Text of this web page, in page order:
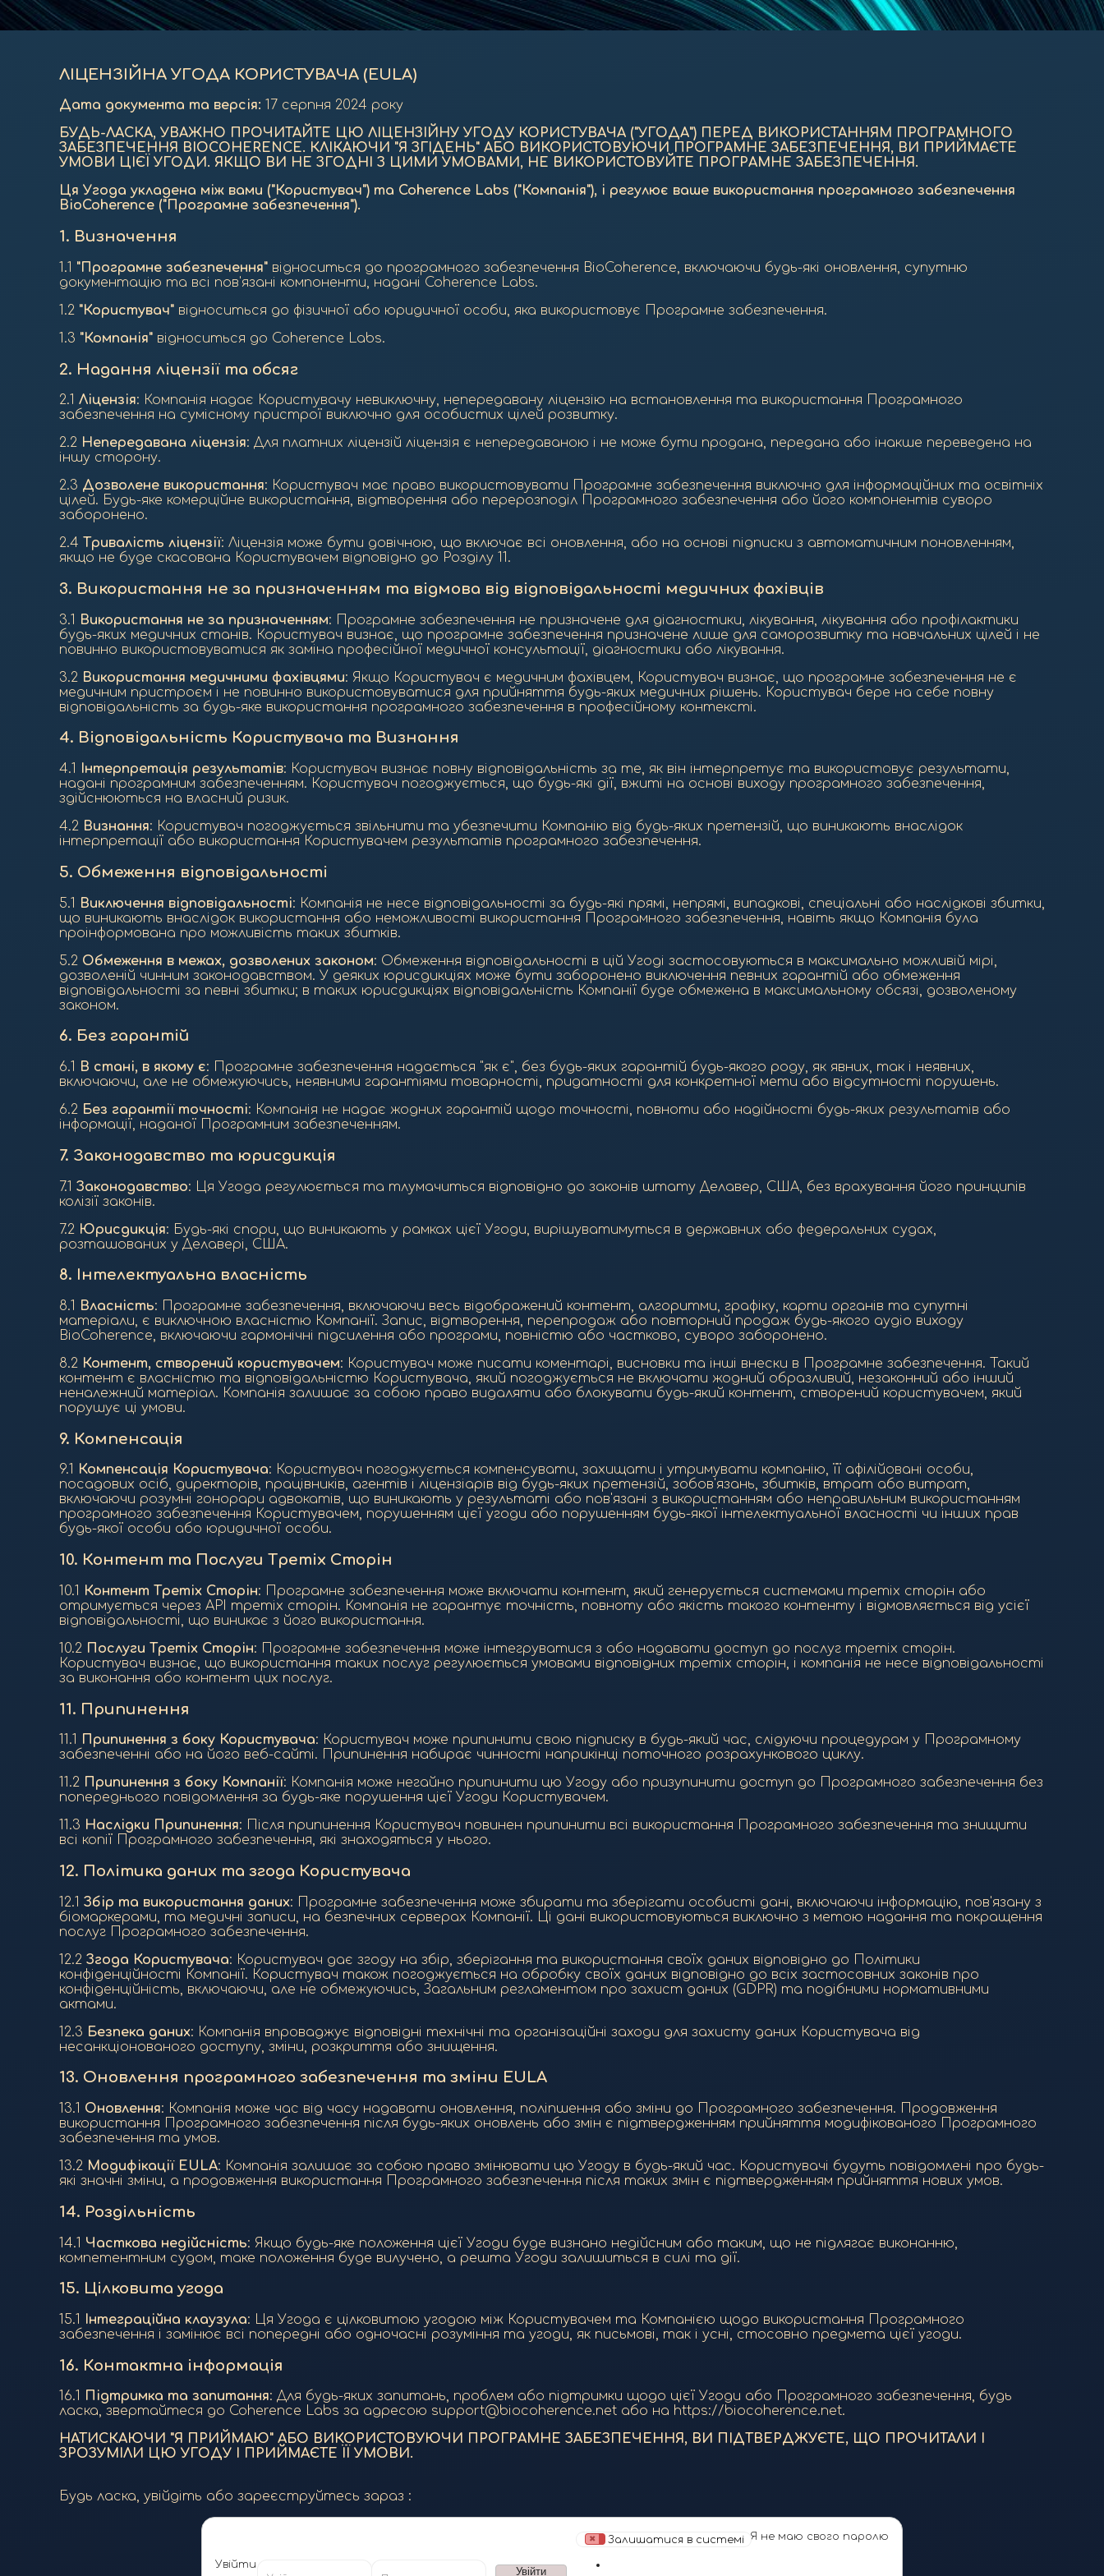
ЛІЦЕНЗІЙНА УГОДА КОРИСТУВАЧА (EULA)
Дата документа та версія: 17 серпня 2024 року
БУДЬ-ЛАСКА, УВАЖНО ПРОЧИТАЙТЕ ЦЮ ЛІЦЕНЗІЙНУ УГОДУ КОРИСТУВАЧА ("УГОДА") ПЕРЕД ВИКОРИСТАННЯМ ПРОГРАМНОГО
ЗАБЕЗПЕЧЕННЯ BIOCOHERENCE. КЛІКАЮЧИ "Я ЗГІДЕНЬ" АБО ВИКОРИСТОВУЮЧИ ПРОГРАМНЕ ЗАБЕЗПЕЧЕННЯ, ВИ ПРИЙМАЄТЕ
УМОВИ ЦІЄЇ УГОДИ. ЯКЩО ВИ НЕ ЗГОДНІ З ЦИМИ УМОВАМИ, НЕ ВИКОРИСТОВУЙТЕ ПРОГРАМНЕ ЗАБЕЗПЕЧЕННЯ.
Ця Угода укладена між вами ("Користувач") та Coherence Labs ("Компанія"), і регулює ваше використання програмного забезпечення
BioCoherence ("Програмне забезпечення").
1. Визначення
1.1 "Програмне забезпечення" відноситься до програмного забезпечення BioCoherence, включаючи будь-які оновлення, супутню
документацію та всі пов'язані компоненти, надані Coherence Labs.
1.2 "Користувач" відноситься до фізичної або юридичної особи, яка використовує Програмне забезпечення.
1.3 "Компанія" відноситься до Coherence Labs.
2. Надання ліцензії та обсяг
2.1 Ліцензія: Компанія надає Користувачу невиключну, непередавану ліцензію на встановлення та використання Програмного
забезпечення на сумісному пристрої виключно для особистих цілей розвитку.
2.2 Непередавана ліцензія: Для платних ліцензій ліцензія є непередаваною і не може бути продана, передана або інакше переведена на
іншу сторону.
2.3 Дозволене використання: Користувач має право використовувати Програмне забезпечення виключно для інформаційних та освітніх
цілей. Будь-яке комерційне використання, відтворення або перерозподіл Програмного забезпечення або його компонентів суворо
заборонено.
2.4 Тривалість ліцензії: Ліцензія може бути довічною, що включає всі оновлення, або на основі підписки з автоматичним поновленням,
якщо не буде скасована Користувачем відповідно до Розділу 11.
3. Використання не за призначенням та відмова від відповідальності медичних фахівців
3.1 Використання не за призначенням: Програмне забезпечення не призначене для діагностики, лікування, лікування або профілактики
будь-яких медичних станів. Користувач визнає, що програмне забезпечення призначене лише для саморозвитку та навчальних цілей і не
повинно використовуватися як заміна професійної медичної консультації, діагностики або лікування.
3.2 Використання медичними фахівцями: Якщо Користувач є медичним фахівцем, Користувач визнає, що програмне забезпечення не є
медичним пристроєм і не повинно використовуватися для прийняття будь-яких медичних рішень. Користувач бере на себе повну
відповідальність за будь-яке використання програмного забезпечення в професійному контексті.
4. Відповідальність Користувача та Визнання
4.1 Інтерпретація результатів: Користувач визнає повну відповідальність за те, як він інтерпретує та використовує результати,
надані програмним забезпеченням. Користувач погоджується, що будь-які дії, вжиті на основі виходу програмного забезпечення,
здійснюються на власний ризик.
4.2 Визнання: Користувач погоджується звільнити та убезпечити Компанію від будь-яких претензій, що виникають внаслідок
інтерпретації або використання Користувачем результатів програмного забезпечення.
5. Обмеження відповідальності
5.1 Виключення відповідальності: Компанія не несе відповідальності за будь-які прямі, непрямі, випадкові, спеціальні або наслідкові збитки,
що виникають внаслідок використання або неможливості використання Програмного забезпечення, навіть якщо Компанія була
проінформована про можливість таких збитків.
5.2 Обмеження в межах, дозволених законом: Обмеження відповідальності в цій Угоді застосовуються в максимально можливій мірі,
дозволеній чинним законодавством. У деяких юрисдикціях може бути заборонено виключення певних гарантій або обмеження
відповідальності за певні збитки; в таких юрисдикціях відповідальність Компанії буде обмежена в максимальному обсязі, дозволеному
законом.
6. Без гарантій
6.1 В стані, в якому є: Програмне забезпечення надається "як є", без будь-яких гарантій будь-якого роду, як явних, так і неявних,
включаючи, але не обмежуючись, неявними гарантіями товарності, придатності для конкретної мети або відсутності порушень.
6.2 Без гарантії точності: Компанія не надає жодних гарантій щодо точності, повноти або надійності будь-яких результатів або
інформації, наданої Програмним забезпеченням.
7. Законодавство та юрисдикція
7.1 Законодавство: Ця Угода регулюється та тлумачиться відповідно до законів штату Делавер, США, без врахування його принципів
колізії законів.
7.2 Юрисдикція: Будь-які спори, що виникають у рамках цієї Угоди, вирішуватимуться в державних або федеральних судах,
розташованих у Делавері, США.
8. Інтелектуальна власність
8.1 Власність: Програмне забезпечення, включаючи весь відображений контент, алгоритми, графіку, карти органів та супутні
матеріали, є виключною власністю Компанії. Запис, відтворення, перепродаж або повторний продаж будь-якого аудіо виходу
BioCoherence, включаючи гармонічні підсилення або програми, повністю або частково, суворо заборонено.
8.2 Контент, створений користувачем: Користувач може писати коментарі, висновки та інші внески в Програмне забезпечення. Такий
контент є власністю та відповідальністю Користувача, який погоджується не включати жодний образливий, незаконний або інший
неналежний матеріал. Компанія залишає за собою право видаляти або блокувати будь-який контент, створений користувачем, який
порушує ці умови.
9. Компенсація
9.1 Компенсація Користувача: Користувач погоджується компенсувати, захищати і утримувати компанію, її афілійовані особи,
посадових осіб, директорів, працівників, агентів і ліцензіарів від будь-яких претензій, зобов'язань, збитків, втрат або витрат,
включаючи розумні гонорари адвокатів, що виникають у результаті або пов'язані з використанням або неправильним використанням
програмного забезпечення Користувачем, порушенням цієї угоди або порушенням будь-якої інтелектуальної власності чи інших прав
будь-якої особи або юридичної особи.
10. Контент та Послуги Третіх Сторін
10.1 Контент Третіх Сторін: Програмне забезпечення може включати контент, який генерується системами третіх сторін або
отримується через API третіх сторін. Компанія не гарантує точність, повноту або якість такого контенту і відмовляється від усієї
відповідальності, що виникає з його використання.
10.2 Послуги Третіх Сторін: Програмне забезпечення може інтегруватися з або надавати доступ до послуг третіх сторін.
Користувач визнає, що використання таких послуг регулюється умовами відповідних третіх сторін, і компанія не несе відповідальності
за виконання або контент цих послуг.
11. Припинення
11.1 Припинення з боку Користувача: Користувач може припинити свою підписку в будь-який час, слідуючи процедурам у Програмному
забезпеченні або на його веб-сайті. Припинення набирає чинності наприкінці поточного розрахункового циклу.
11.2 Припинення з боку Компанії: Компанія може негайно припинити цю Угоду або призупинити доступ до Програмного забезпечення без
попереднього повідомлення за будь-яке порушення цієї Угоди Користувачем.
11.3 Наслідки Припинення: Після припинення Користувач повинен припинити всі використання Програмного забезпечення та знищити
всі копії Програмного забезпечення, які знаходяться у нього.
12. Політика даних та згода Користувача
12.1 Збір та використання даних: Програмне забезпечення може збирати та зберігати особисті дані, включаючи інформацію, пов'язану з
біомаркерами, та медичні записи, на безпечних серверах Компанії. Ці дані використовуються виключно з метою надання та покращення
послуг Програмного забезпечення.
12.2 Згода Користувача: Користувач дає згоду на збір, зберігання та використання своїх даних відповідно до Політики
конфіденційності Компанії. Користувач також погоджується на обробку своїх даних відповідно до всіх застосовних законів про
конфіденційність, включаючи, але не обмежуючись, Загальним регламентом про захист даних (GDPR) та подібними нормативними
актами.
12.3 Безпека даних: Компанія впроваджує відповідні технічні та організаційні заходи для захисту даних Користувача від
несанкціонованого доступу, зміни, розкриття або знищення.
13. Оновлення програмного забезпечення та зміни EULA
13.1 Оновлення: Компанія може час від часу надавати оновлення, поліпшення або зміни до Програмного забезпечення. Продовження
використання Програмного забезпечення після будь-яких оновлень або змін є підтвердженням прийняття модифікованого Програмного
забезпечення та умов.
13.2 Модифікації EULA: Компанія залишає за собою право змінювати цю Угоду в будь-який час. Користувачі будуть повідомлені про будь-
які значні зміни, а продовження використання Програмного забезпечення після таких змін є підтвердженням прийняття нових умов.
14. Роздільність
14.1 Часткова недійсність: Якщо будь-яке положення цієї Угоди буде визнано недійсним або таким, що не підлягає виконанню,
компетентним судом, таке положення буде вилучено, а решта Угоди залишиться в силі та дії.
15. Цілковита угода
15.1 Інтеграційна клаузула: Ця Угода є цілковитою угодою між Користувачем та Компанією щодо використання Програмного
забезпечення і замінює всі попередні або одночасні розуміння та угоди, як письмові, так і усні, стосовно предмета цієї угоди.
16. Контактна інформація
16.1 Підтримка та запитання: Для будь-яких запитань, проблем або підтримки щодо цієї Угоди або Програмного забезпечення, будь
ласка, звертайтеся до Coherence Labs за адресою support@biocoherence.net або на https://biocoherence.net.
НАТИСКАЮЧИ "Я ПРИЙМАЮ" АБО ВИКОРИСТОВУЮЧИ ПРОГРАМНЕ ЗАБЕЗПЕЧЕННЯ, ВИ ПІДТВЕРДЖУЄТЕ, ЩО ПРОЧИТАЛИ І
ЗРОЗУМІЛИ ЦЮ УГОДУ І ПРИЙМАЄТЕ ЇЇ УМОВИ.
Будь ласка, увійдіть або зареєструйтесь зараз :
Увійти
Залишатися в системі Я не маю свого паролю